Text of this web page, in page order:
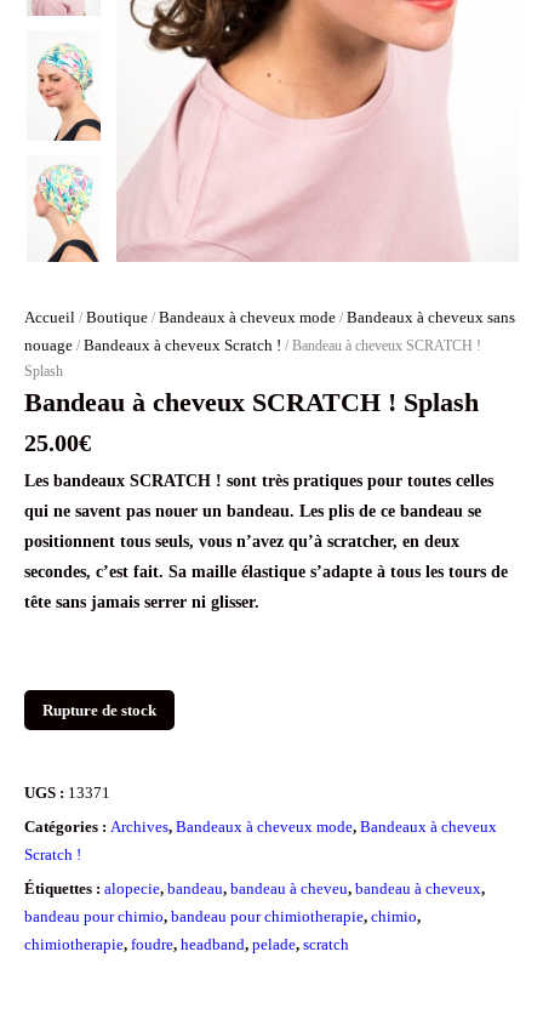
Accueil / Boutique / Bandeaux à cheveux mode / Bandeaux à cheveux sans
nouage / Bandeaux à cheveux Scratch ! / Bandeau à cheveux SCRATCH !
Splash
Bandeau à cheveux SCRATCH ! Splash
25.00€
Les bandeaux SCRATCH ! sont très pratiques pour toutes celles
qui ne savent pas nouer un bandeau. Les plis de ce bandeau se
positionnent tous seuls, vous n’avez qu’à scratcher, en deux
secondes, c’est fait. Sa maille élastique s’adapte à tous les tours de
tête sans jamais serrer ni glisser.
Rupture de stock
UGS : 13371
Catégories : Archives, Bandeaux à cheveux mode, Bandeaux à cheveux
Scratch !
Étiquettes : alopecie, bandeau, bandeau à cheveu, bandeau à cheveux,
bandeau pour chimio, bandeau pour chimiotherapie, chimio,
chimiotherapie, foudre, headband, pelade, scratch